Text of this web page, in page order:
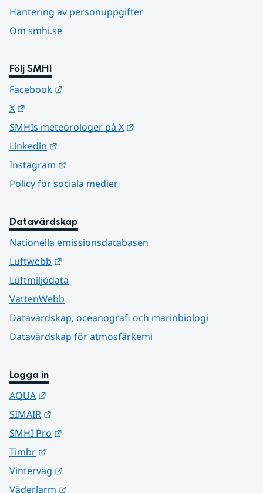
Hantering av personuppgifter
Om smhi.se
Följ SMHI
Facebook
X
SMHIs meteorologer på X
Linkedin
Instagram
Policy för sociala medier
Datavärdskap
Nationella emissionsdatabasen
Luftwebb
Luftmiljödata
VattenWebb
Datavärdskap, oceanografi och marinbiologi
Datavärdskap för atmosfärkemi
Logga in
AQUA
SIMAIR
SMHI Pro
Timbr
Vinterväg
Väderlarm